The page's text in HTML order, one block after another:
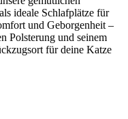
ideale Schlafplätze für
und Geborgenheit –
Polsterung und seinem
für deine Katze